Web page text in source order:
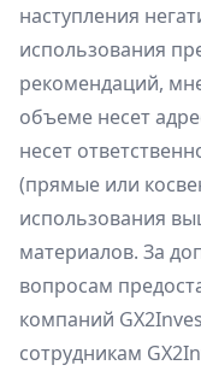
наступления
использования
рекомендаций,
объеме несет
несет
(прямые или
использования
материалов. За
вопросам
компаний
сотрудникам